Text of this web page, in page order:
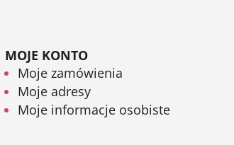
MOJE KONTO
Moje zamówienia
Moje adresy
Moje informacje osobiste